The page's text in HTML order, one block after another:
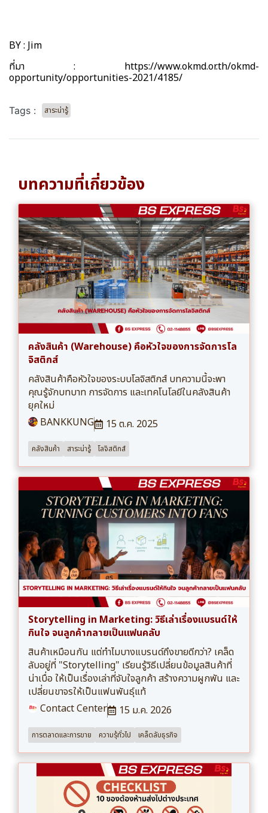
BY : Jim
ที่มา : https://www.okmd.or.th/okmd-
opportunity/opportunities-2021/4185/
Tags : สาระน่ารู้
บทความที่เกี่ยวข้อง
คลังสินค้า (Warehouse) คือหัวใจของการจัดการโล
จิสติกส์
คลังสินค้าคือหัวใจของระบบโลจิสติกส์ บทความนี้จะพา
คุณรู้จักบทบาท การจัดการ และเทคโนโลยีในคลังสินค้า
ยุคใหม่
BANKKUNG
15 ต.ค. 2025
คลังสินค้า สาระน่ารู้ โลจิสติกส์
Storytelling in Marketing: วิธีเล่าเรื่องแบรนด์ให้
กินใจ จนลูกค้ากลายเป็นแฟนคลับ
สินค้าเหมือนกัน แต่ทำไมบางแบรนด์ถึงขายดีกว่า? เคล็ด
ลับอยู่ที่ "Storytelling" เรียนรู้วิธีเปลี่ยนข้อมูลสินค้าที่
น่าเบื่อ ให้เป็นเรื่องเล่าที่จับใจลูกค้า สร้างความผูกพัน และ
เปลี่ยนขาจรให้เป็นแฟนพันธุ์แท้
Contact Center
15 ม.ค. 2026
การตลาดและการขาย ความรุ้ทั่วไป เคล็ดลับธุรกิจ